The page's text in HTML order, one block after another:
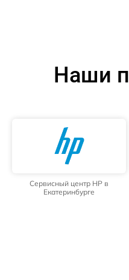
Наши
Сервисный центр HP в
Екатеринбурге